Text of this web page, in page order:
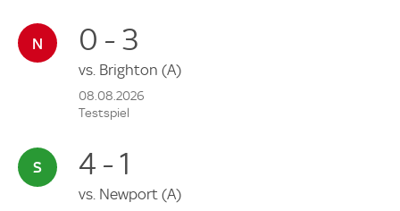
0 - 3
vs. Brighton (A)
08.08.2026
Testspiel
4 - 1
vs. Newport (A)